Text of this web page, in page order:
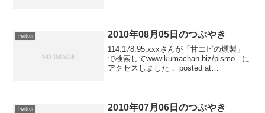
Twitter 2010年08月05日のつぶやき
114.178.95.xxxさんが「甘エビの燻製」
で検索してwww.kumachan.biz/pismo...に
アクセスしました． posted at
Twitter 2010年07月06日のつぶやき